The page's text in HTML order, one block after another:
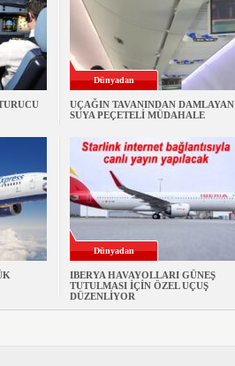
Dünyadan
UÇAĞIN TAVANINDAN DAMLAYAN
SUYA PEÇETELİ MÜDAHALE
Dünyadan
IBERYA HAVAYOLLARI GÜNEŞ
TUTULMASI İÇİN ÖZEL UÇUŞ
DÜZENLİYOR